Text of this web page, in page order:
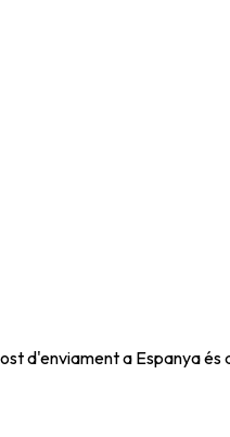
d'enviament a Espanya